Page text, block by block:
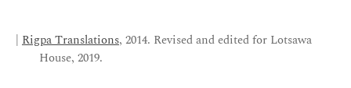
| Rigpa Translations, 2014. Revised and edited for Lotsawa
House, 2019.